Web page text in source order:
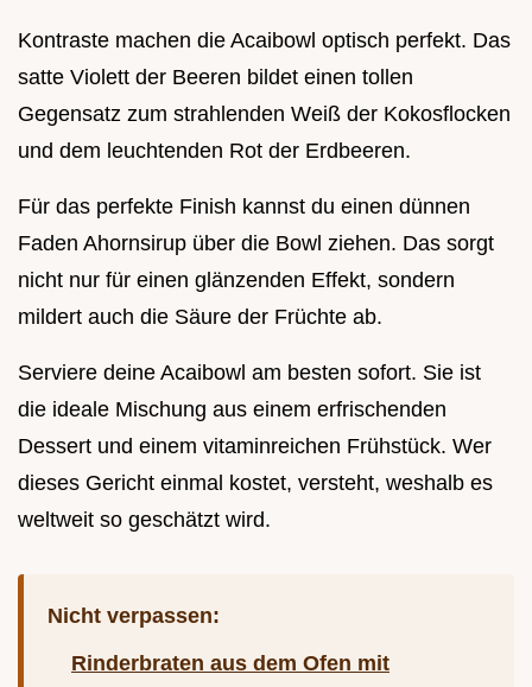
Kontraste machen die Acaibowl optisch perfekt. Das
satte Violett der Beeren bildet einen tollen
Gegensatz zum strahlenden Weiß der Kokosflocken
und dem leuchtenden Rot der Erdbeeren.
Für das perfekte Finish kannst du einen dünnen
Faden Ahornsirup über die Bowl ziehen. Das sorgt
nicht nur für einen glänzenden Effekt, sondern
mildert auch die Säure der Früchte ab.
Serviere deine Acaibowl am besten sofort. Sie ist
die ideale Mischung aus einem erfrischenden
Dessert und einem vitaminreichen Frühstück. Wer
dieses Gericht einmal kostet, versteht, weshalb es
weltweit so geschätzt wird.
Nicht verpassen:
Rinderbraten aus dem Ofen mit